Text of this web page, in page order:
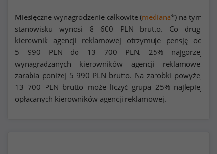
Miesięczne wynagrodzenie całkowite (mediana*) na tym
stanowisku wynosi 8 600 PLN brutto. Co drugi
kierownik agencji reklamowej otrzymuje pensję od
5 990 PLN do 13 700 PLN. 25% najgorzej
wynagradzanych kierowników agencji reklamowej
zarabia poniżej 5 990 PLN brutto. Na zarobki powyżej
13 700 PLN brutto może liczyć grupa 25% najlepiej
opłacanych kierowników agencji reklamowej.